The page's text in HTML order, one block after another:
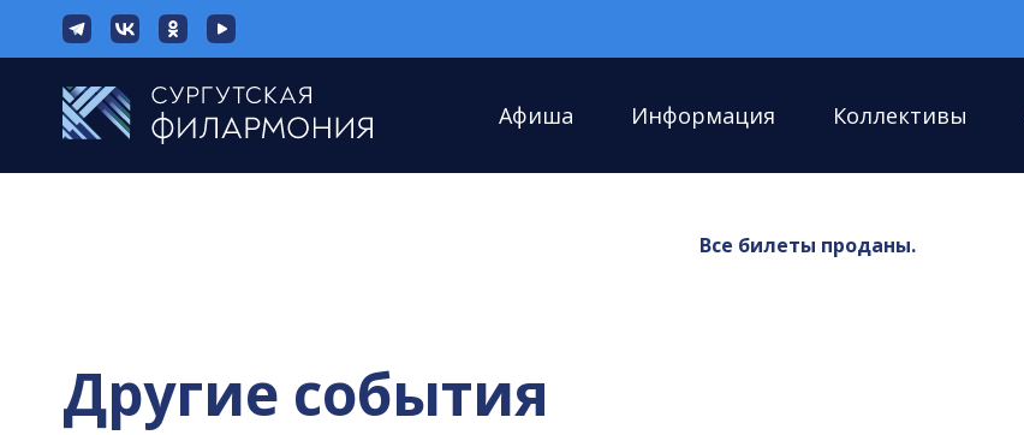
Афиша Информация Коллективы
Все билеты проданы.
Другие события